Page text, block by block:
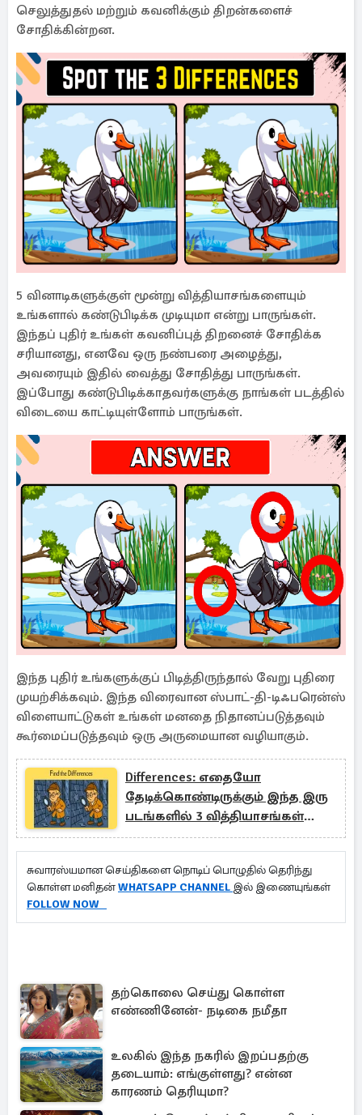
செலுத்துதல் மற்றும் கவனிக்கும் திறன்களைச்
சோதிக்கின்றன.
5 வினாடிகளுக்குள் மூன்று வித்தியாசங்களையும்
உங்களால் கண்டுபிடிக்க முடியுமா என்று பாருங்கள்.
இந்தப் புதிர் உங்கள் கவனிப்புத் திறனைச் சோதிக்க
சரியானது, எனவே ஒரு நண்பரை அழைத்து,
அவரையும் இதில் வைத்து சோதித்து பாருங்கள்.
இப்போது கண்டுபிடிக்காதவர்களுக்கு நாங்கள் படத்தில்
விடையை காட்டியுள்ளோம் பாருங்கள்.
இந்த புதிர் உங்களுக்குப் பிடித்திருந்தால் வேறு புதிரை
முயற்சிக்கவும். இந்த விரைவான ஸ்பாட்-தி-டிஃபரென்ஸ்
விளையாட்டுகள் உங்கள் மனதை நிதானப்படுத்தவும்
கூர்மைப்படுத்தவும் ஒரு அருமையான வழியாகும்.
Differences: எதையோ
தேடிக்கொண்டிருக்கும் இந்த இரு
படங்களில் 3 வித்தியாசங்கள்
எங்கே?
சுவாரஸ்யமான செய்திகளை நொடிப் பொழுதில் தெரிந்து
கொள்ள மனிதன்WHATSAPP CHANNEL இல் இணையுங்கள்
FOLLOW NOW
தற்கொலை செய்து கொள்ள
எண்ணினேன்- நடிகை நமீதா
உலகில் இந்த நகரில் இறப்பதற்கு
தடையாம்: எங்குள்ளது? என்ன
காரணம் தெரியுமா?